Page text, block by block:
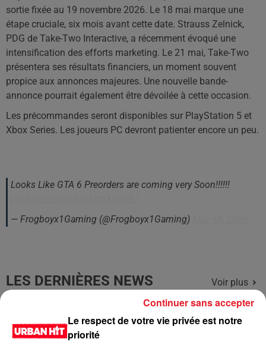
sortie fixée au 19 novembre 2026. Le 18 mai marque une
étape cruciale, six mois avant cette date. Strauss Zelnick,
PDG de Take-Two Interactive, a récemment évoqué une
intensification des efforts marketing. Le 21 mai, Take-Two
présentera ses résultats financiers, un moment souvent
propice aux annonces majeures. Une nouvelle bande-
annonce pourrait également être dévoilée à cette occasion.
Les précommandes seront disponibles sur PlayStation 5 et
Xbox Series. Les joueurs PC devront patienter encore un peu.
Looks Like GTA 6 Preorders are coming very Soon!!!!!!
— Frogboyx1Gaming (@Frogboyx1Gaming)
LES DERNIÈRES NEWS Voir plus
d'un homme prétendant être son fils
Le respect de votre vie privée est notre
priorité
Continuer sans accepter